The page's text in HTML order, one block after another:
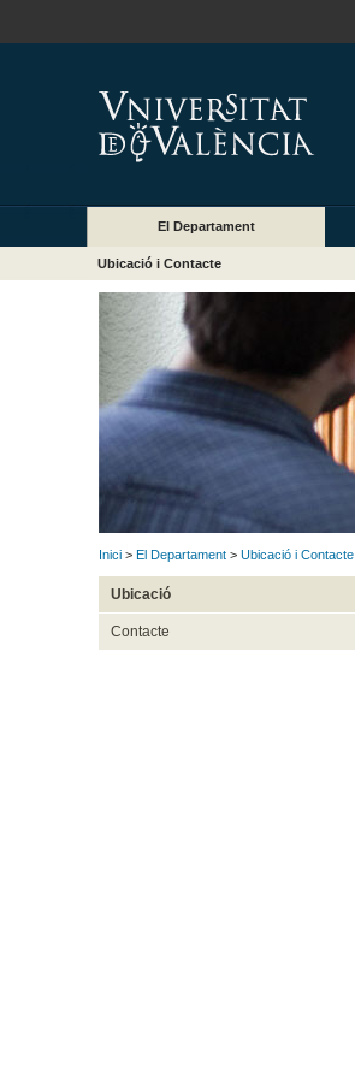
El Departament
Ubicació i Contacte
Inici > El Departament > Ubicació i Contacte
Ubicació
Contacte